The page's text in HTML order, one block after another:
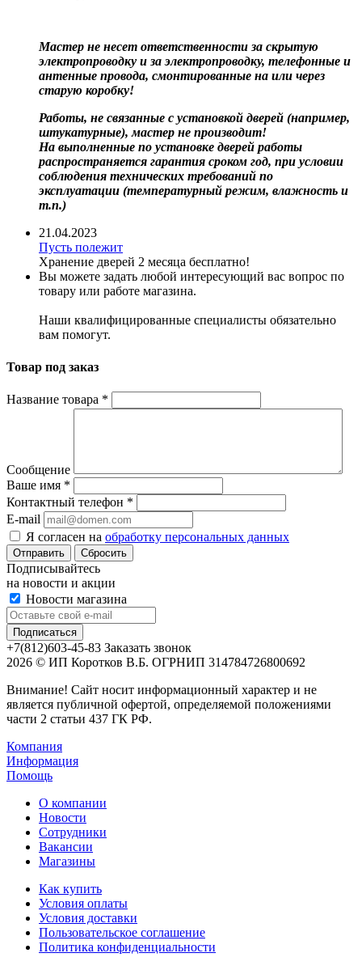
Мастер не несет ответственности за скрытую
электропроводку и за электропроводку, телефонные и
антенные провода, смонтированные на или через
старую коробку!
Работы, не связанные с установкой дверей (например,
штукатурные), мастер не производит!
На выполненные по установке дверей работы
распространяется гарантия сроком год, при условии
соблюдения технических требований по
эксплуатации (температурный режим, влажность и
т.п.)
21.04.2023
Пусть полежит
Хранение дверей 2 месяца бесплатно!
Вы можете задать любой интересующий вас вопрос по
товару или работе магазина.
Наши квалифицированные специалисты обязательно
вам помогут.
Товар под заказ
Название товара *
Сообщение
Ваше имя *
Контактный телефон *
E-mail
Я согласен на обработку персональных данных
Сбросить
Подписывайтесь
на новости и акции
Новости магазина
+7(812)603-45-83 Заказать звонок
2026 © ИП Коротков В.Б. ОГРНИП 314784726800692
Внимание! Сайт носит информационный характер и не
является публичной офертой, определяемой положениями
части 2 статьи 437 ГК РФ.
Компания
Информация
Помощь
О компании
Новости
Сотрудники
Вакансии
Магазины
Как купить
Условия оплаты
Условия доставки
Пользовательское соглашение
Политика конфиденциальности